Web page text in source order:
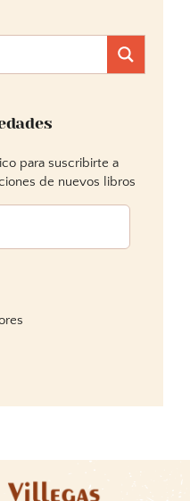
para suscribirte a
de nuevos libros